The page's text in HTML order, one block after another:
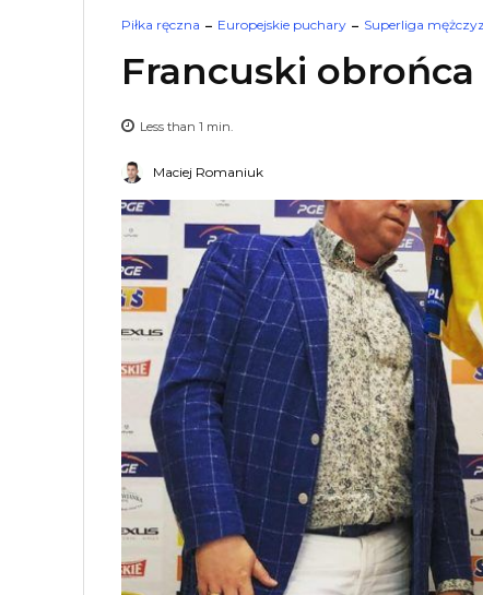
Piłka ręczna Europejskie puchary Superliga
Francuski obrońca
Less than 1 min.
Maciej Romaniuk